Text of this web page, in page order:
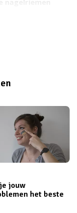
meteen
makkelijker
jouw
het beste